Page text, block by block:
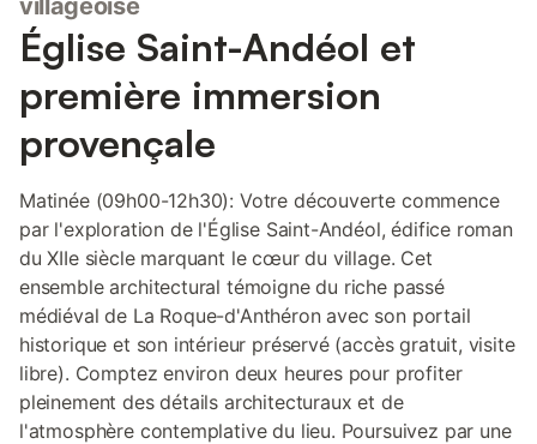
villageoise
Église Saint-Andéol et
première immersion
provençale
Matinée (09h00-12h30): Votre découverte commence
par l'exploration de l'Église Saint-Andéol, édifice roman
du XIIe siècle marquant le cœur du village. Cet
ensemble architectural témoigne du riche passé
médiéval de La Roque-d'Anthéron avec son portail
historique et son intérieur préservé (accès gratuit, visite
libre). Comptez environ deux heures pour profiter
pleinement des détails architecturaux et de
l'atmosphère contemplative du lieu. Poursuivez par une